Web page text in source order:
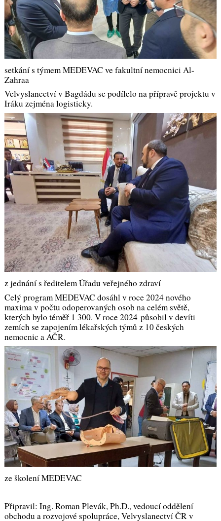
setkání s týmem MEDEVAC ve fakultní nemocnici Al-
Zahraa
Velvyslanectví v Bagdádu se podílelo na přípravě projektu v
Iráku zejména logisticky.
z jednání s ředitelem Úřadu veřejného zdraví
Celý program MEDEVAC dosáhl v roce 2024 nového
maxima v počtu odoperovaných osob na celém světě,
kterých bylo téměř 1 300. V roce 2024 působil v devíti
zemích se zapojením lékařských týmů z 10 českých
nemocnic a AČR.
ze školení MEDEVAC
Připravil: Ing. Roman Plevák, Ph.D., vedoucí oddělení
obchodu a rozvojové spolupráce, Velvyslanectví ČR v